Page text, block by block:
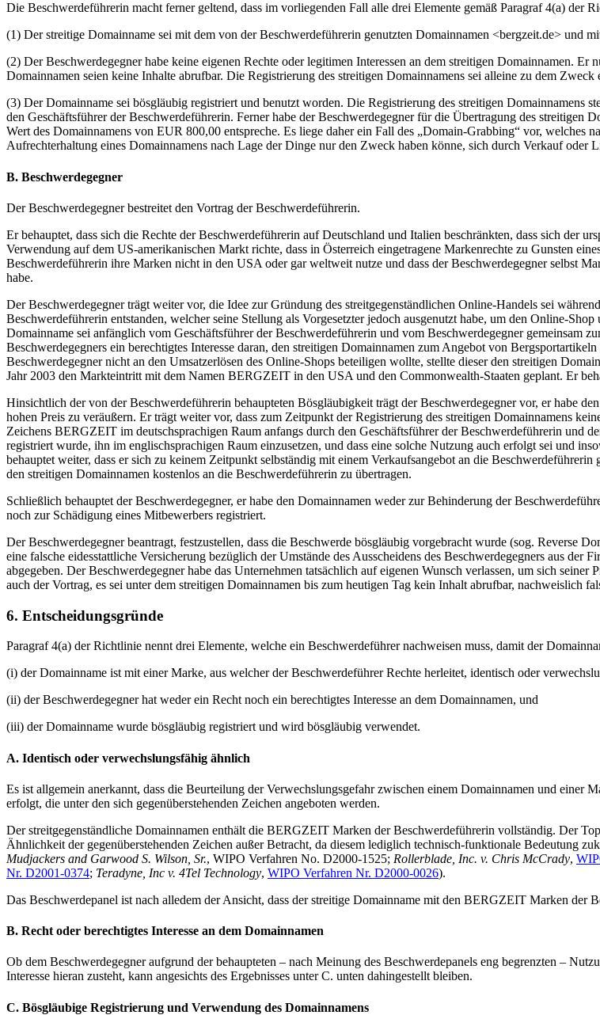
Die Beschwerdeführerin macht ferner geltend, dass im vorliegenden Fall alle drei Elemente gemäß Paragraf 4(a) der
(1) Der streitige Domainname sei mit dem von der Beschwerdeführerin genutzten Domainnamen <bergzeit.de> und
(2) Der Beschwerdegegner habe keine eigenen Rechte oder legitimen Interessen an dem streitigen Domainnamen.
Domainnamen seien keine Inhalte abrufbar. Die Registrierung des streitigen Domainnamens sei alleine zu dem
(3) Der Domainname sei bösgläubig registriert und benutzt worden. Die Registrierung des streitigen Domainnamens
den Geschäftsführer der Beschwerdeführerin. Ferner habe der Beschwerdegegner für die Übertragung des
Wert des Domainnamens von EUR 800,00 entspreche. Es liege daher ein Fall des „Domain-Grabbing“ vor, welches
Aufrechterhaltung eines Domainnamens nach Lage der Dinge nur den Zweck haben könne, sich durch Verkauf oder
B. Beschwerdegegner
Der Beschwerdegegner bestreitet den Vortrag der Beschwerdeführerin.
Er behauptet, dass sich die Rechte der Beschwerdeführerin auf Deutschland und Italien beschränkten, dass sich der
Verwendung auf dem US-amerikanischen Markt richte, dass in Österreich eingetragene Markenrechte zu Gunsten
Beschwerdeführerin ihre Marken nicht in den USA oder gar weltweit nutze und dass der Beschwerdegegner selbst
habe.
Der Beschwerdegegner trägt weiter vor, die Idee zur Gründung des streitgegenständlichen Online-Handels sei
Beschwerdeführerin entstanden, welcher seine Stellung als Vorgesetzter jedoch ausgenutzt habe, um den Online-
Domainname sei anfänglich vom Geschäftsführer der Beschwerdeführerin und vom Beschwerdegegner gemeinsam
Beschwerdegegners ein berechtigtes Interesse daran, den streitigen Domainnamen zum Angebot von
Beschwerdegegner nicht an den Umsatzerlösen des Online-Shops beteiligen wollte, stellte dieser den streitigen
Jahr 2003 den Markteintritt mit dem Namen BERGZEIT in den USA und den Commonwealth-Staaten geplant. Er
Hinsichtlich der von der Beschwerdeführerin behaupteten Bösgläubigkeit trägt der Beschwerdegegner vor, er habe
hohen Preis zu veräußern. Er trägt weiter vor, dass zum Zeitpunkt der Registrierung des streitigen Domainnamens
Zeichens BERGZEIT im deutschsprachigen Raum anfangs durch den Geschäftsführer der Beschwerdeführerin und
registriert wurde, ihn im englischsprachigen Raum einzusetzen, und dass eine solche Nutzung auch erfolgt sei und
behauptet weiter, dass er sich zu keinem Zeitpunkt selbständig mit einem Verkaufsangebot an die
den streitigen Domainnamen kostenlos an die Beschwerdeführerin zu übertragen.
Schließlich behauptet der Beschwerdegegner, er habe den Domainnamen weder zur Behinderung der
noch zur Schädigung eines Mitbewerbers registriert.
Der Beschwerdegegner beantragt, festzustellen, dass die Beschwerde bösgläubig vorgebracht wurde (sog. Reverse
eine falsche eidesstattliche Versicherung bezüglich der Umstände des Ausscheidens des Beschwerdegegners aus
abgegeben. Der Beschwerdegegner habe das Unternehmen tatsächlich auf eigenen Wunsch verlassen, um sich
auch der Vortrag, es sei unter dem streitigen Domainnamen bis zum heutigen Tag kein Inhalt abrufbar, nachweislich
6. Entscheidungsgründe
Paragraf 4(a) der Richtlinie nennt drei Elemente, welche ein Beschwerdeführer nachweisen muss, damit der
(i) der Domainname ist mit einer Marke, aus welcher der Beschwerdeführer Rechte herleitet, identisch oder
(ii) der Beschwerdegegner hat weder ein Recht noch ein berechtigtes Interesse an dem Domainnamen, und
(iii) der Domainname wurde bösgläubig registriert und wird bösgläubig verwendet.
A. Identisch oder verwechslungsfähig ähnlich
Es ist allgemein anerkannt, dass die Beurteilung der Verwechslungsgefahr zwischen einem Domainnamen und einer
erfolgt, die unter den sich gegenüberstehenden Zeichen angeboten werden.
Der streitgegenständliche Domainnamen enthält die BERGZEIT Marken der Beschwerdeführerin vollständig. Der
Ähnlichkeit der gegenüberstehenden Zeichen außer Betracht, da diesem lediglich technisch-funktionale Bedeutung
Mudjackers and Garwood S. Wilson, Sr., WIPO Verfahren No. D2000-1525; Rollerblade, Inc. v. Chris McCrady,
Nr. D2001-0374; Teradyne, Inc v. 4Tel Technology, WIPO Verfahren Nr. D2000-0026).
Das Beschwerdepanel ist nach alledem der Ansicht, dass der streitige Domainname mit den BERGZEIT Marken der
B. Recht oder berechtigtes Interesse an dem Domainnamen
Ob dem Beschwerdegegner aufgrund der behaupteten – nach Meinung des Beschwerdepanels eng begrenzten –
Interesse hieran zusteht, kann angesichts des Ergebnisses unter C. unten dahingestellt bleiben.
C. Bösgläubige Registrierung und Verwendung des Domainnamens